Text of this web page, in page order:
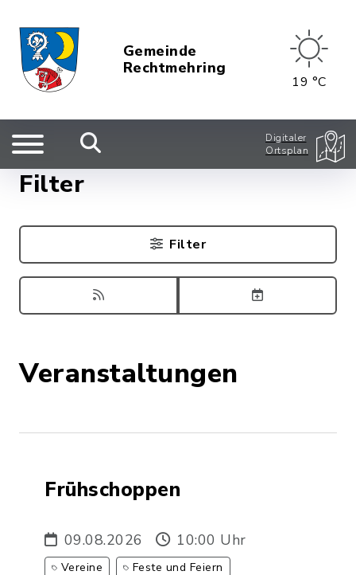
Gemeinde
Rechtmehring
19 °C
Digitaler
Ortsplan
Veranstaltungen
Frühschoppen
09.08.2026 10:00 Uhr
Vereine Feste und Feiern
Filter
Filter